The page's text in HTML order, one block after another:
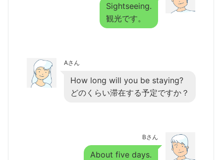
Sightseeing.
観光です。
Aさん
How long will you be staying?
どのくらい滞在する予定ですか？
Bさん
About five days.